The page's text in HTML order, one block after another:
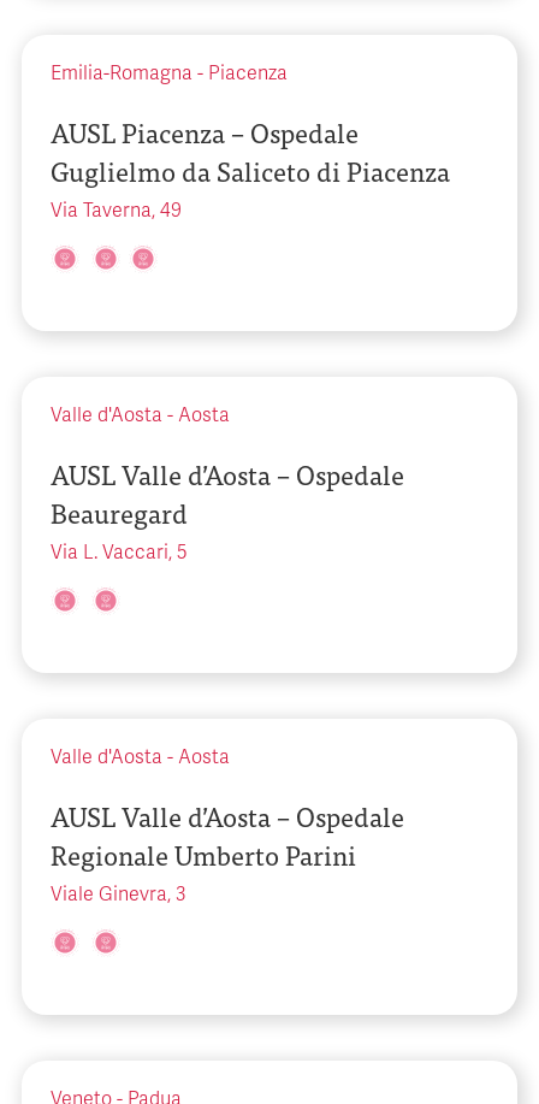
Emilia-Romagna - Piacenza
AUSL Piacenza – Ospedale
Guglielmo da Saliceto di Piacenza
Via Taverna, 49
Valle d'Aosta - Aosta
AUSL Valle d’Aosta – Ospedale
Beauregard
Via L. Vaccari, 5
Valle d'Aosta - Aosta
AUSL Valle d’Aosta – Ospedale
Regionale Umberto Parini
Viale Ginevra, 3
Veneto - Padua